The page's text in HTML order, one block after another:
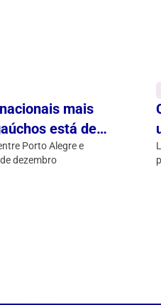
mais
está de
Porto Alegre e
dezembro